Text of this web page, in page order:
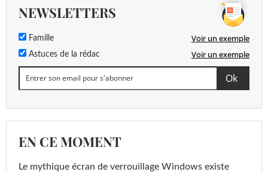
NEWSLETTERS
Famille Voir un exemple
Astuces de la rédac Voir un exemple
EN CE MOMENT
Le mythique écran de verrouillage Windows existe